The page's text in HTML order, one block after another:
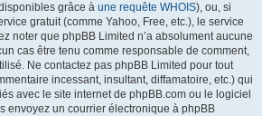
grâce à une requête WHOIS), ou, si
gratuit (comme Yahoo, Free, etc.), le service
noter que phpBB Limited n’a absolument aucune
cas être tenu comme responsable de comment,
Ne contactez pas phpBB Limited pour tout
incessant, insultant, diffamatoire, etc.) qui
avec le site internet de phpBB.com ou le logiciel
envoyez un courrier électronique à phpBB